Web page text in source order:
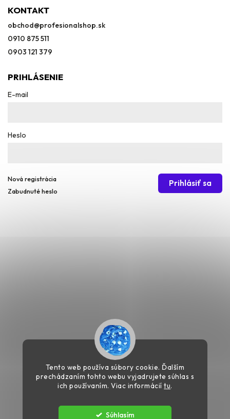
Tento web používa súbory cookie. Ďalším
prechádzaním tohto webu vyjadrujete súhlas s
ich používaním. Viac informáciítu.
Súhlasím
KONTAKT
obchod@profesionalshop.sk
0910 875 511
0903 121 379
PRIHLÁSENIE
E-mail
Heslo
Prihlásiť sa
Nová registrácia
Zabudnuté heslo